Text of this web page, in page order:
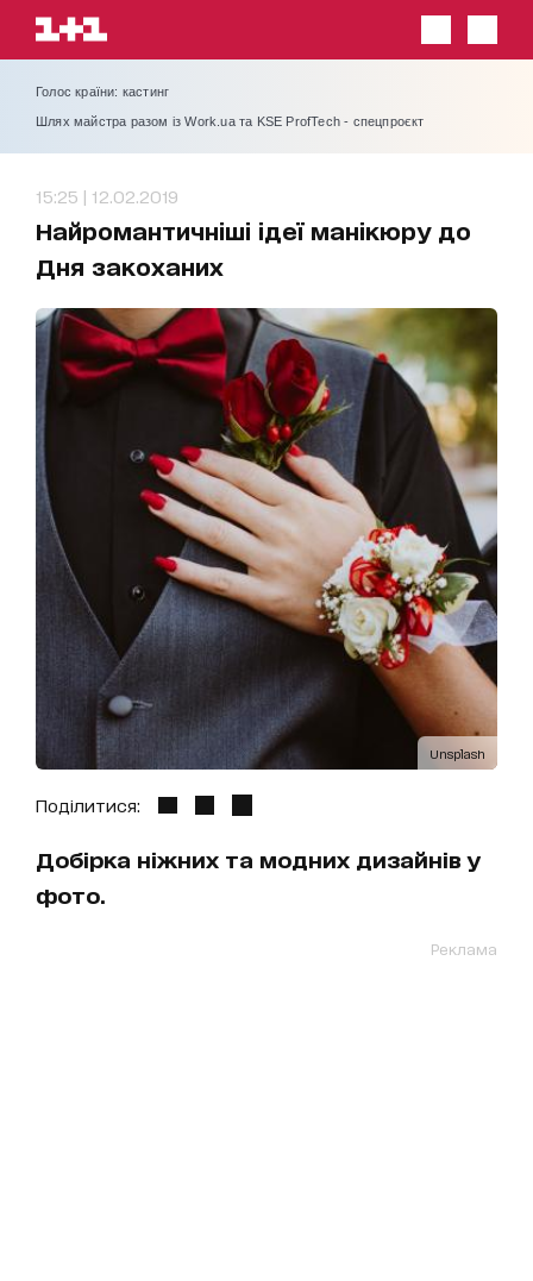
Голос країни: кастинг
Шлях майстра разом із Work.ua та KSE ProfTech - спецпроєкт
15:25 | 12.02.2019
Найромантичніші ідеї манікюру до
Дня закоханих
Unsplash
Поділитися:
Добірка ніжних та модних дизайнів у
фото.
Реклама